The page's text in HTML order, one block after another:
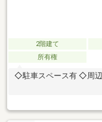
2階建て
所有権
◇駐車スペース有 ◇周